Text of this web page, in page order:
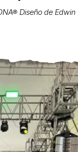
Diseño de Edwin